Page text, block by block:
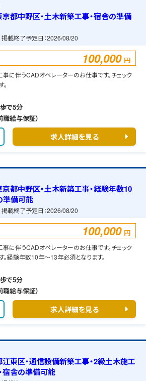
都中野区・土木新築工事・宿舎の準備
掲載終了予定日：2026/08/20
100,000 円
に伴うCADオペレーターのお仕事です。チェック
で5分
給与保証）
求人詳細を見る
都中野区・土木新築工事・経験年数10
準備可能
掲載終了予定日：2026/08/20
100,000 円
に伴うCADオペレーターのお仕事です。チェック
経験年数10年～13年必須となります。
で5分
給与保証）
求人詳細を見る
東区・通信設備新築工事・2級土木施工
宿舎の準備可能